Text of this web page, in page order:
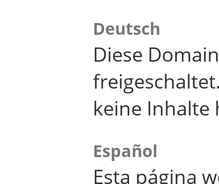
Deutsch
Diese
keine Inhalte
Español
Esta página